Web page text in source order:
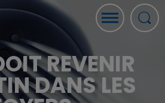
REVENIR
DANS LES